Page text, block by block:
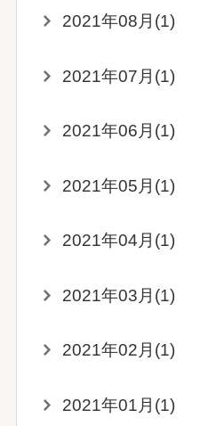
2021年08月(1)
2021年07月(1)
2021年06月(1)
2021年05月(1)
2021年04月(1)
2021年03月(1)
2021年02月(1)
2021年01月(1)